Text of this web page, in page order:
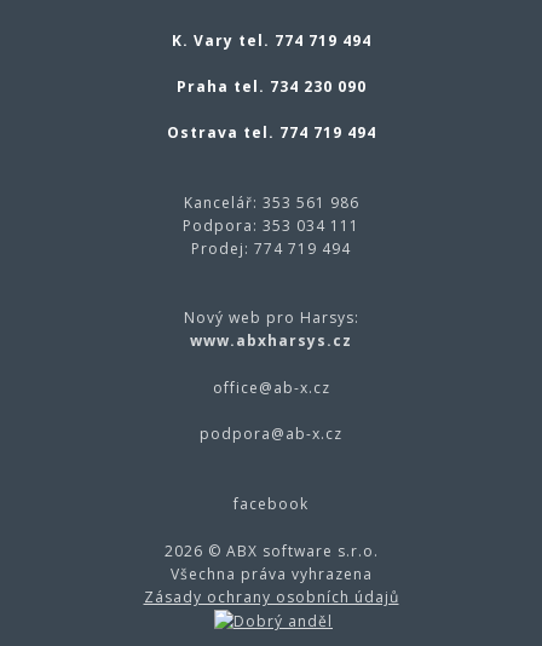
K. Vary tel. 774 719 494
Praha tel. 734 230 090
Ostrava tel. 774 719 494
Kancelář: 353 561 986
Podpora: 353 034 111
Prodej: 774 719 494
Nový web pro Harsys:
www.abxharsys.cz
office@ab-x.cz
podpora@ab-x.cz
facebook
2026 © ABX software s.r.o.
Všechna práva vyhrazena
Zásady ochrany osobních údajů